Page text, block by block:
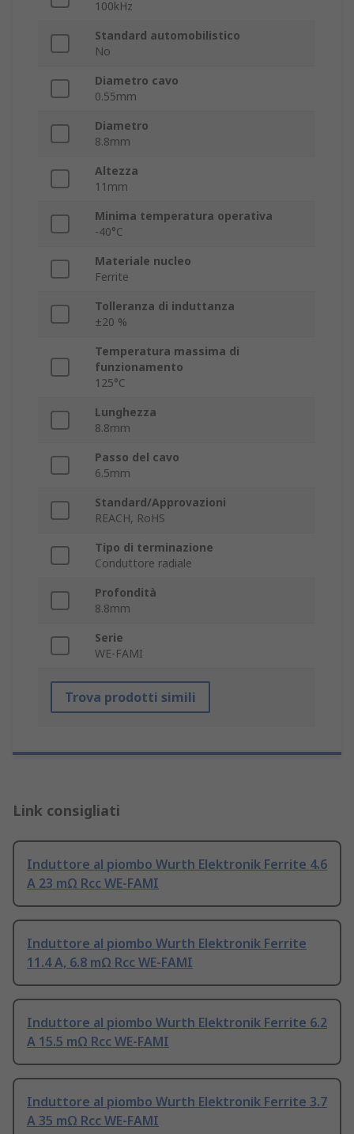
100kHz
Standard automobilistico
No
Diametro cavo
0.55mm
Diametro
8.8mm
Altezza
11mm
Minima temperatura operativa
-40°C
Materiale nucleo
Ferrite
Tolleranza di induttanza
±20 %
Temperatura massima di
funzionamento
125°C
Lunghezza
8.8mm
Passo del cavo
6.5mm
Standard/Approvazioni
REACH, RoHS
Tipo di terminazione
Conduttore radiale
Profondità
8.8mm
Serie
WE-FAMI
Trova prodotti simili
Link consigliati
Induttore al piombo Wurth Elektronik Ferrite 4.6
A 23 mΩ Rcc WE-FAMI
Induttore al piombo Wurth Elektronik Ferrite
11.4 A, 6.8 mΩ Rcc WE-FAMI
Induttore al piombo Wurth Elektronik Ferrite 6.2
A 15.5 mΩ Rcc WE-FAMI
Induttore al piombo Wurth Elektronik Ferrite 3.7
A 35 mΩ Rcc WE-FAMI